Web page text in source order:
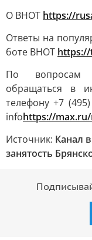
О ВНОТ https://
Ответы на
боте ВНОТ https://
По вопросам
обращаться в
телефону +7
infohttps://
Источник: Канал
занятость